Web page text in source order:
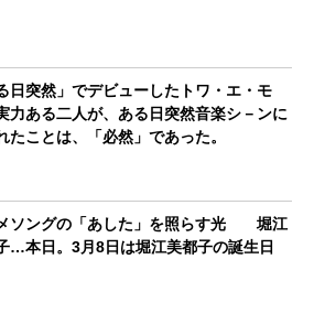
日突然」でデビューしたトワ・エ・モ
力ある二人が、ある日突然音楽シ－ンに
たことは、「必然」であった。
ソングの「あした」を照らす光 堀江
…本日。3月8日は堀江美都子の誕生日